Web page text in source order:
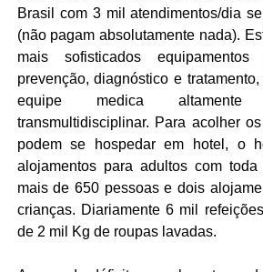
Brasil com 3 mil atendimentos/dia
(não pagam absolutamente nada).
mais sofisticados equipamentos
prevenção, diagnóstico e
equipe medica
transmultidisciplinar. Para acolher
podem se hospedar em hotel, o
alojamentos para adultos com toda
mais de 650 pessoas e dois
crianças. Diariamente 6 mil
de 2 mil Kg de roupas lavadas.